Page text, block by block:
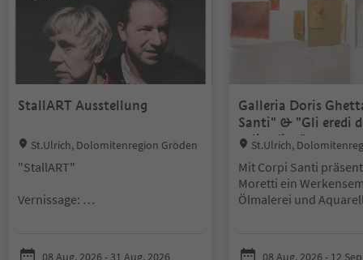
StallART Ausstellung
Location:
St.Ulrich, Dolomitenregion Gröden
"StallART"
Vernissage:
Uhr
08 Aug, 2026 - 31 Aug, 2026
Galleria Doris
Santi" & "Gli eredi
solitudine"
Location:
St.Ulrich,
Mit Corpi Santi
Moretti ein
Ölmalerei und
zeitgenössischen
08 Aug, 2026 - 12